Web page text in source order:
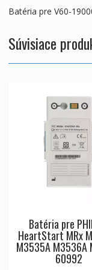
Batéria pre V60-
Súvisiace
Batéria pre
HeartStart MRx
M3535A M3536A
60992